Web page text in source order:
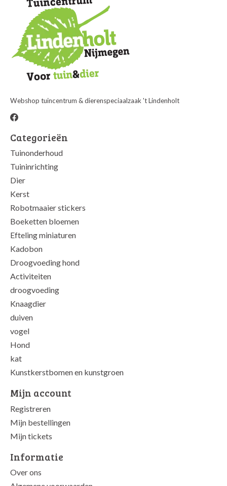
Webshop tuincentrum & dierenspeciaalzaak 't Lindenholt
Categorieën
Tuinonderhoud
Tuininrichting
Dier
Kerst
Robotmaaier stickers
Boeketten bloemen
Efteling miniaturen
Kadobon
Droogvoeding hond
Activiteiten
droogvoeding
Knaagdier
duiven
vogel
Hond
kat
Kunstkerstbomen en kunstgroen
Mijn account
Registreren
Mijn bestellingen
Mijn tickets
Informatie
Over ons